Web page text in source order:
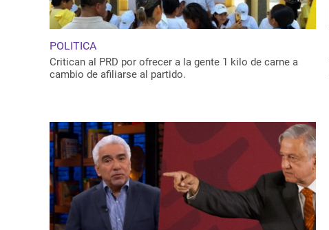
POLITICA
Critican al PRD por ofrecer a la gente 1 kilo de carne a
cambio de afiliarse al partido.